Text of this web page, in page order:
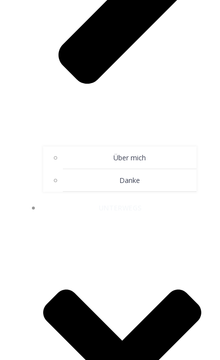
Über mich
Danke